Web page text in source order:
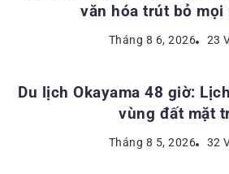
văn hóa trút bỏ mọi
Tháng 8 6, 2026 23
ĐỊA ĐIỂM DU LỊCH
Du lịch Okayama 48 giờ:
vùng đất mặt
Tháng 8 5, 2026 32
KINH NGHIỆM DU LỊCH